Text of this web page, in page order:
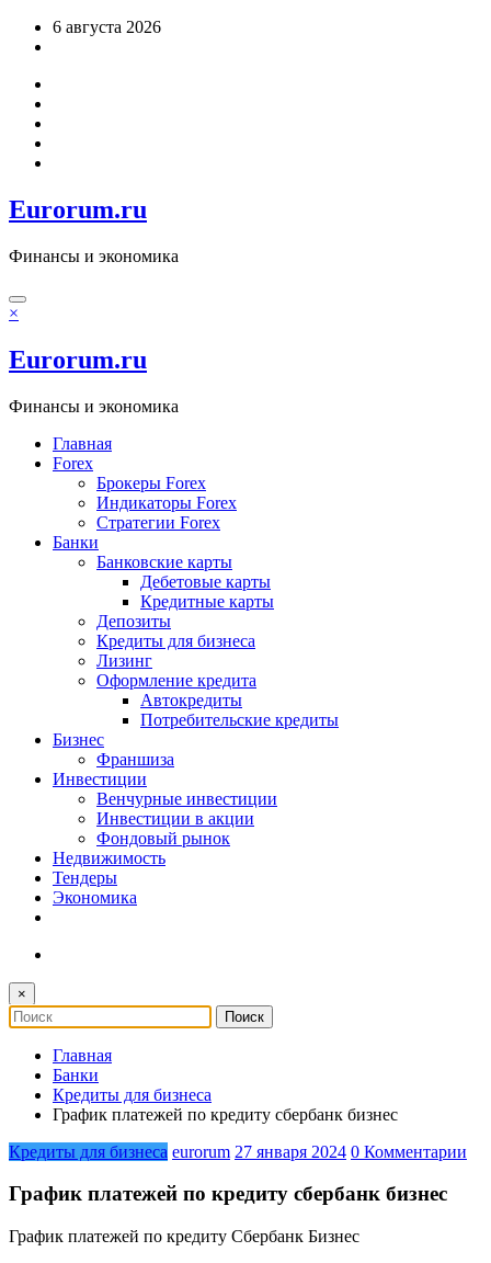
Перейти6 августа 2026
Eurorum.ru
Финансы и экономика
×
Eurorum.ru
Финансы и экономика
Главная
Forex
Брокеры Forex
Индикаторы Forex
Стратегии Forex
Банки
Банковские карты
Дебетовые карты
Кредитные карты
Депозиты
Кредиты для бизнеса
Лизинг
Оформление кредита
Автокредиты
Потребительские кредиты
Бизнес
Франшиза
Инвестиции
Венчурные инвестиции
Инвестиции в акции
Фондовый рынок
Недвижимость
Тендеры
Экономика
×
Главная
Банки
Кредиты для бизнеса
График платежей по кредиту сбербанк бизнес
Кредиты для бизнеса eurorum 27 января 2024 0 Комментарии
График платежей по кредиту сбербанк бизнес
График платежей по кредиту Сбербанк Бизнес